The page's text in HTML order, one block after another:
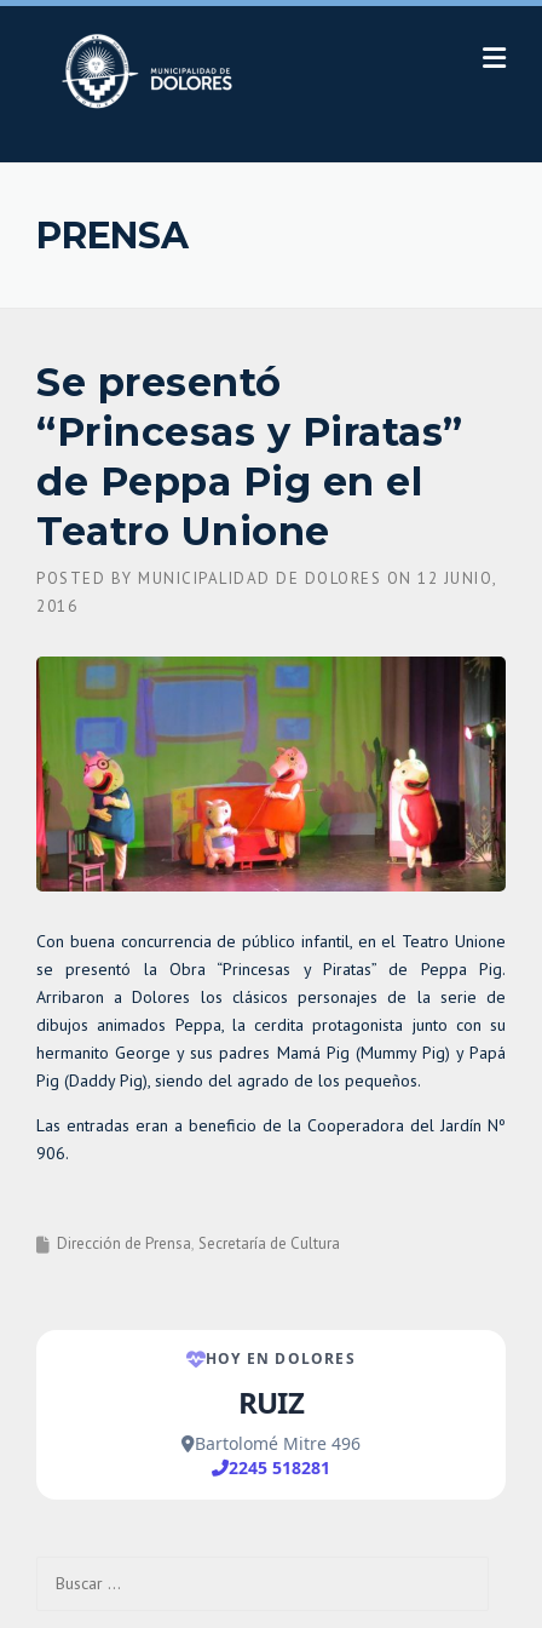
Skip
PRENSA
Se presentó
“Princesas y Piratas”
de Peppa Pig en el
Teatro Unione
POSTED BY MUNICIPALIDAD DE DOLORES ON 12 JUNIO,
2016
Con buena concurrencia de público infantil, en el Teatro Unione
se presentó la Obra “Princesas y Piratas” de Peppa Pig.
Arribaron a Dolores los clásicos personajes de la serie de
dibujos animados Peppa, la cerdita protagonista junto con su
hermanito George y sus padres Mamá Pig (Mummy Pig) y Papá
Pig (Daddy Pig), siendo del agrado de los pequeños.
Las entradas eran a beneficio de la Cooperadora del Jardín Nº
906.
Dirección de Prensa Secretaría de Cultura